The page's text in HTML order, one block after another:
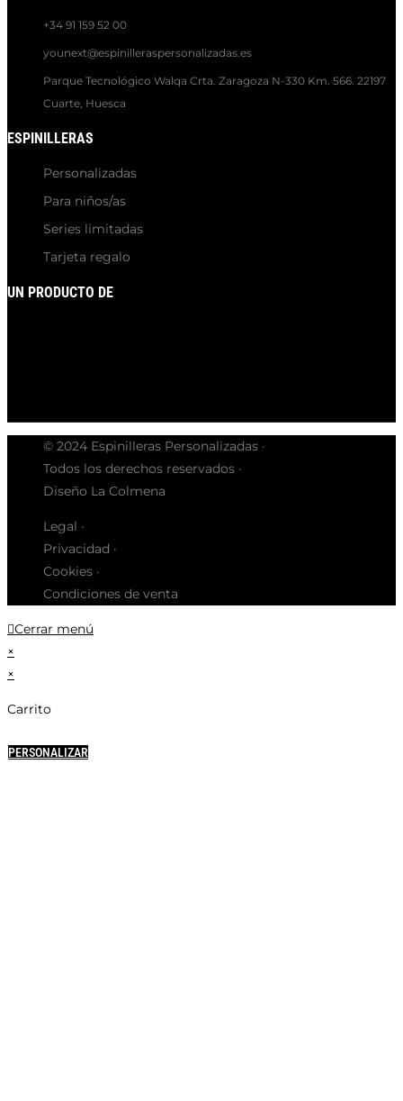
+34 91 159 52 00
younext@espinilleraspersonalizadas.es
Parque Tecnológico Walqa Crta. Zaragoza N-330 Km. 566. 22197
Cuarte, Huesca
ESPINILLERAS
Personalizadas
Para niños/as
Series limitadas
Tarjeta regalo
UN PRODUCTO DE
© 2024 Espinilleras Personalizadas ·
Todos los derechos reservados ·
Diseño La Colmena
Legal ·
Privacidad ·
Cookies ·
Condiciones de venta
Cerrar menú
×
×
Carrito
PERSONALIZAR